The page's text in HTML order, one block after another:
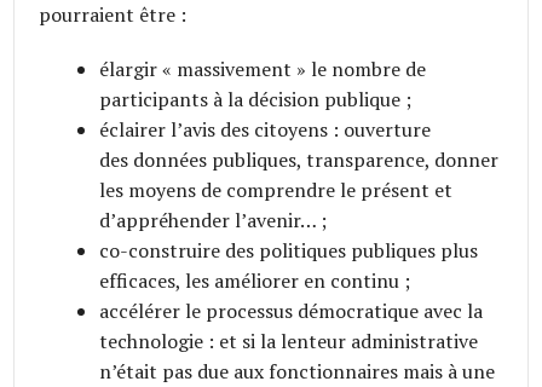
pourraient être :
élargir « massivement » le nombre de
participants à la décision publique ;
éclairer l’avis des citoyens : ouverture
des données publiques, transparence, donner
les moyens de comprendre le présent et
d’appréhender l’avenir… ;
co-construire des politiques publiques plus
efficaces, les améliorer en continu ;
accélérer le processus démocratique avec la
technologie : et si la lenteur administrative
n’était pas due aux fonctionnaires mais à une